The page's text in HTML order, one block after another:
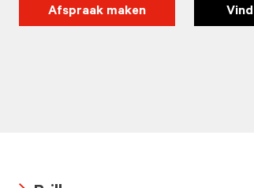
Afspraak maken